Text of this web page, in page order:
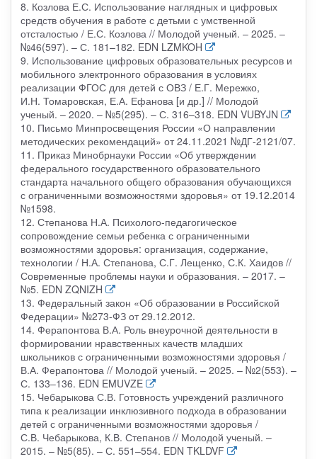
8. Козлова Е.С. Использование наглядных и цифровых
средств обучения в работе с детьми с умственной
отсталостью / Е.С. Козлова // Молодой ученый. – 2025. –
№46(597). – С. 181–182. EDN LZMKOH
9. Использование цифровых образовательных ресурсов и
мобильного электронного образования в условиях
реализации ФГОС для детей с ОВЗ / Е.Г. Мережко,
И.Н. Томаровская, Е.А. Ефанова [и др.] // Молодой
ученый. – 2020. – №5(295). – С. 316–318. EDN VUBYJN
10. Письмо Минпросвещения России «О направлении
методических рекомендаций» от 24.11.2021 №ДГ-2121/07.
11. Приказ Минобрнауки России «Об утверждении
федерального государственного образовательного
стандарта начального общего образования обучающихся
с ограниченными возможностями здоровья» от 19.12.2014
№1598.
12. Степанова Н.А. Психолого-педагогическое
сопровождение семьи ребенка с ограниченными
возможностями здоровья: организация, содержание,
технологии / Н.А. Степанова, С.Г. Лещенко, С.К. Хаидов //
Современные проблемы науки и образования. – 2017. –
№5. EDN ZQNIZH
13. Федеральный закон «Об образовании в Российской
Федерации» №273-ФЗ от 29.12.2012.
14. Ферапонтова В.А. Роль внеурочной деятельности в
формировании нравственных качеств младших
школьников с ограниченными возможностями здоровья /
В.А. Ферапонтова // Молодой ученый. – 2025. – №2(553). –
С. 133–136. EDN EMUVZE
15. Чебарыкова С.В. Готовность учреждений различного
типа к реализации инклюзивного подхода в образовании
детей с ограниченными возможностями здоровья /
С.В. Чебарыкова, К.В. Степанов // Молодой ученый. –
2015. – №5(85). – С. 551–554. EDN TKLDVF